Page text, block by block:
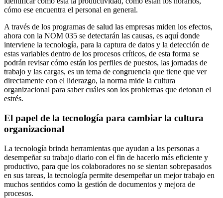
cómo ese encuentra el personal en general.
A través de los programas de salud las empresas miden los efectos,
ahora con la NOM 035 se detectarán las causas, es aquí donde
interviene la tecnología, para la captura de datos y la detección de
estas variables dentro de los procesos críticos, de esta forma se
podrán revisar cómo están los perfiles de puestos, las jornadas de
trabajo y las cargas, es un tema de congruencia que tiene que ver
directamente con el liderazgo, la norma mide la cultura
organizacional para saber cuáles son los problemas que detonan el
estrés.
El papel de la tecnología para cambiar la cultura
organizacional
La tecnología brinda herramientas que ayudan a las personas a
desempeñar su trabajo diario con el fin de hacerlo más eficiente y
productivo, para que los colaboradores no se sientan sobrepasados
en sus tareas, la tecnología permite desempeñar un mejor trabajo en
muchos sentidos como la gestión de documentos y mejora de
procesos.